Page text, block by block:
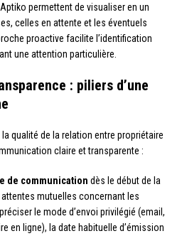
permettent de visualiser en un
celles en attente et les éventuels
proactive facilite l’identification
une attention particulière.
: piliers d’une
qualité de la relation entre propriétaire
claire et transparente :
de communication dès le début de la
mutuelles concernant les
le mode d’envoi privilégié (email,
en ligne), la date habituelle d’émission